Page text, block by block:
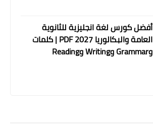
أفضل كورس لغة انجليزية للثانوية
العامة والبكالوريا 2027 PDF | كلمات
وGrammar وWriting وReading